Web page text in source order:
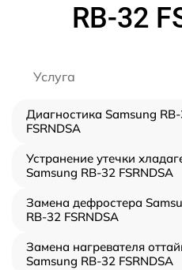
RB-32
Услуга
Диагностика Samsung
FSRNDSA
Устранение утечки
Samsung RB-32 FSRNDSA
Замена дефростера
RB-32 FSRNDSA
Замена нагревателя
Samsung RB-32 FSRNDSA